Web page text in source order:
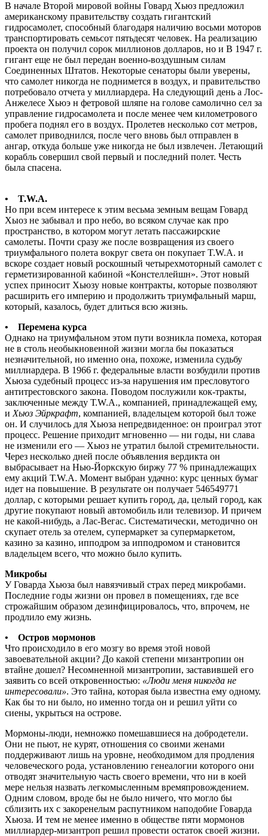
В начале Второй мировой войны Говард Хьюз предложил
американскому правительству создать гигантский
гидросамолет, способный благодаря наличию восьми моторов
транспортировать семьсот пятьдесят человек. На реализацию
проекта он получил сорок миллионов долларов, но и В 1947 г.
гигант еще не был передан военно-воздушным силам
Соединенных Штатов. Некоторые сенаторы были уверены,
что самолет никогда не поднимется в воздух, и правительство
потребовало отчета у миллиардера. На следующий день а Лос-
Анжелесе Хьюэ н фетровой шляпе на голове самолично сел за
управление гидросамолета и после менее чем километрового
пробега поднял его в воздух. Пролетев несколько сот метров,
самолет приводнился, после чего вновь был отправлен в
ангар, откуда больше уже никогда не был извлечен. Летающий
корабль совершил свой первый и последний полет. Честь
была спасена.
• T.W.A.
Но при всем интересе к этим весьма земным вещам Говард
Хыоз не забывал и про небо, во всяком случае как про
пространство, в котором могут летать пассажирские
самолеты. Почти сразу же после возвращения из своего
триумфального полета вокруг света он покупает T.W.A. и
вскоре создает новый роскошный четырехмоторный самолет с
герметизированной кабиной «Констеллейшн». Этот новый
успех приносит Хьюзу новые контракты, которые позволяют
расширить его империю и продолжить триумфальный марш,
который, казалось, будет длиться всю жизнь.
• Перемена курса
Однако на триумфальном этом пути возникла помеха, которая
не в столь необыкновенной жизни могла бы показаться
незначительной, но именно она, похоже, изменила судьбу
миллиардера. В 1966 г. федеральные власти возбудили против
Хьюза судебный процесс из-за нарушения им пресловутого
антитрестовского закона. Поводом послужили кок-тракты,
заключенные между Т.W.А., компанией, принадлежащей ему,
иХьюз Эйркрафт, компанией, владельцем которой был тоже
он. И случилось для Хьюза непредвиденное: он проиграл этот
процесс. Решение приходит мгновенно — ни годы, ни слава
не изменили его — Хьюз не утратил былой стремительности.
Через несколько дней после объявления вердикта он
выбрасывает на Нью-Йоркскую биржу 77 % принадлежащих
ему акций Т.W.А. Момент выбран удачно: курс ценных бумаг
идет на повышение. В результате он получает 546549771
доллар, с которыми решает купить город, да, целый город, как
другие покупают новый автомобиль или телевизор. И причем
не какой-нибудь, а Лас-Вегас. Систематически, методично он
скупает отель за отелем, супермаркет за супермаркетом,
казино за казино, ипподром за ипподромом и становится
владельцем всего, что можно было купить.
Микробы
У Говарда Хьюза был навязчивый страх перед микробами.
Последние годы жизни он провел в помещениях, где все
строжайшим образом дезинфицировалось, что, впрочем, не
продлило ему жизнь.
• Остров мормонов
Что происходило в его мозгу во время этой новой
завоевательной акции? До какой степени мизантропии он
втайне дошел? Несомненной мизантропии, заставившей его
заявить со всей откровенностью: «Люди меня никогда не
интересовали». Это тайна, которая была известна ему одному.
Как бы то ни было, но именно тогда он и решил уйти со
сиены, укрыться на острове.
Мормоны-люди, немножко помешавшиеся на добродетели.
Они не пьют, не курят, отношения со своими женами
поддерживают лишь на уровне, необходимом для продления
человеческого рода, установлению генеалогии которого они
отводят значительную часть своего времени, что ни в коей
мере нельзя назвать легкомысленным времяпровождением.
Одним словом, вроде бы не было ничего, что могло бы
сблизить их с закоренелым распутником наподобие Говарда
Хьюза. И тем не менее именно в обществе пяти мормонов
миллиардер-мизантроп решил провести остаток своей жизни.